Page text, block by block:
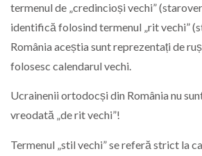
termenul de „credincioși vechi”
identifică folosind termenul „rit vechi”
România aceștia sunt reprezentați de
folosesc calendarul vechi.
Ucrainenii ortodocși din România nu
vreodată „de rit vechi”!
Termenul „stil vechi” se referă strict la